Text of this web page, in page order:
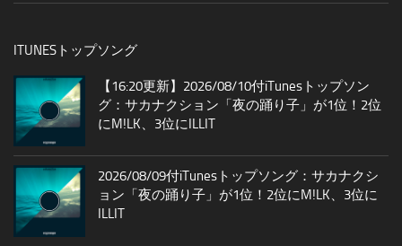
ITUNESトップソング
【16:20更新】2026/08/10付iTunesトップソン
グ：サカナクション「夜の踊り子」が1位！2位
にM!LK、3位にILLIT
2026/08/09付iTunesトップソング：サカナクシ
ョン「夜の踊り子」が1位！2位にM!LK、3位に
ILLIT